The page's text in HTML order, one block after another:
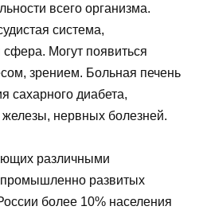
всего организма.
система,
Могут появиться
зрением. Больная печень
сахарного диабета,
нервных болезней.
различными
промышленно развитых
более 10% населения